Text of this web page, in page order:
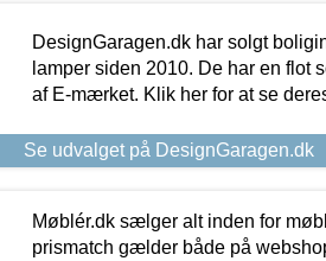
DesignGaragen.dk har solgt
lamper siden 2010. De har en flot
af E-mærket. Klik her for at se
Se udvalget på DesignGaragen.dk
Møblér.dk sælger alt inden for
prismatch gælder både på